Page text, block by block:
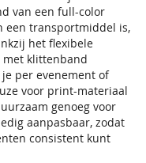
van een full-color
een transportmiddel is,
het flexibele
met klittenband
per evenement of
voor print-materiaal
genoeg voor
aanpasbaar, zodat
consistent kunt